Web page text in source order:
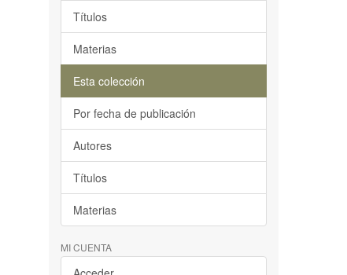
Títulos
Materias
Esta colección
Por fecha de publicación
Autores
Títulos
Materias
MI CUENTA